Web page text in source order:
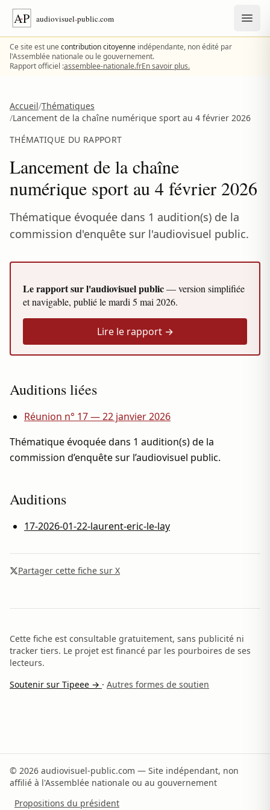
Aller au contenu
Ce site est unecontribution citoyenne indépendante, non édité par
l'Assemblée nationale ou le gouvernement.
Rapport officiel :assemblee-nationale.frEn savoir plus.
Accueil/Thématiques
/Lancement de la chaîne numérique sport au 4 février 2026
THÉMATIQUE DU RAPPORT
Lancement de la chaîne
numérique sport au 4 février 2026
Thématique évoquée dans 1 audition(s) de la
commission d'enquête sur l'audiovisuel public.
Le rapport sur l'audiovisuel public— version simplifiée
et navigable, publié lemardi 5 mai 2026.
Lire le rapport →
Auditions liées
Réunion n° 17 — 22 janvier 2026
Thématique évoquée dans 1 audition(s) de la
commission d’enquête sur l’audiovisuel public.
Auditions
17-2026-01-22-laurent-eric-le-lay
Partager cette fiche sur X
Cette fiche est consultable gratuitement, sans publicité ni
tracker tiers. Le projet est financé par les pourboires de ses
lecteurs.
Soutenir sur Tipeee → · Autres formes de soutien
© 2026 audiovisuel-public.com — Site indépendant, non
affilié à l'Assemblée nationale ou au gouvernement
Propositions du président